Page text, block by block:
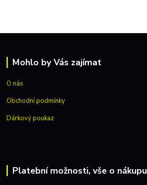
Mohlo by Vás zajímat
O nás
Obchodní podmínky
Dárkový poukaz
Platební možnosti, vše o nákupu